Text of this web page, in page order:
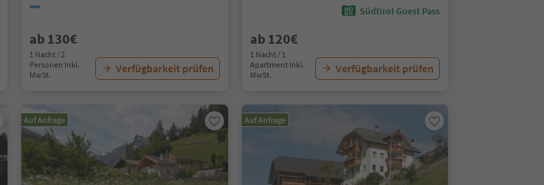
ab 130€
1 Nacht / 2
Personen Inkl.
MwSt.
Verfügbarkeit prüfen
Südtirol Guest Pass
ab 120€
1 Nacht / 1
Apartment Inkl.
MwSt.
Verfügbarkeit prüfen
Auf Anfrage Auf Anfrage